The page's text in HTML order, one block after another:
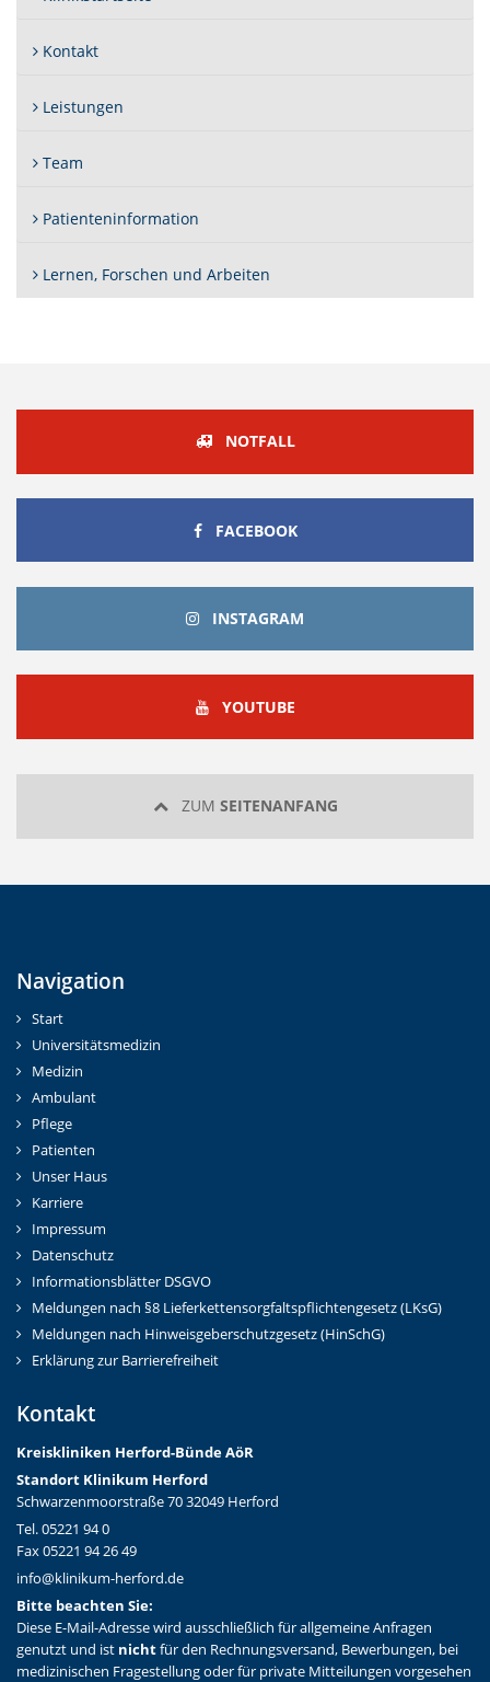
Kontakt
Leistungen
Team
Patienteninformation
Lernen, Forschen und Arbeiten
NOTFALL
FACEBOOKFACEBOOK
INSTAGRAM
YOUTUBEYOUTUBE
ZUM SEITENANFANG
Navigation
Start
Universitätsmedizin
Medizin
Ambulant
Pflege
Patienten
Unser Haus
Karriere
Impressum
Datenschutz
Informationsblätter DSGVO
Meldungen nach §8 Lieferkettensorgfaltspflichtengesetz (LKsG)
Meldungen nach Hinweisgeberschutzgesetz (HinSchG)
Erklärung zur Barrierefreiheit
Kontakt
Kreiskliniken Herford-Bünde AöR
Standort Klinikum Herford
Schwarzenmoorstraße 70 32049 Herford
Tel. 05221 94 0
Fax 05221 94 26 49
info@klinikum-herford.de
Bitte beachten Sie:
Diese E-Mail-Adresse wird ausschließlich für allgemeine Anfragen
genutzt und ist nichtfür den Rechnungsversand, Bewerbungen, bei
medizinischen Fragestellung oder für private Mitteilungen vorgesehen